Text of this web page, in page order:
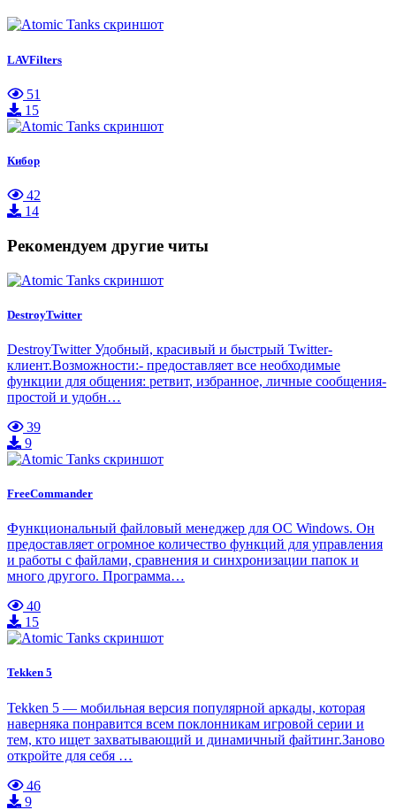
LAVFilters
51
15
Кибор
42
14
Рекомендуем другие читы
DestroyTwitter
DestroyTwitter Удобный, красивый и быстрый Twitter-
клиент.Возможности:- предоставляет все необходимые
функции для общения: ретвит, избранное, личные сообщения-
простой и удобн…
39
9
FreeCommander
Функциональный файловый менеджер для ОС Windows. Он
предоставляет огромное количество функций для управления
и работы с файлами, сравнения и синхронизации папок и
много другого. Программа…
40
15
Tekken 5
Tekken 5 — мобильная версия популярной аркады, которая
наверняка понравится всем поклонникам игровой серии и
тем, кто ищет захватывающий и динамичный файтинг.Заново
откройте для себя …
46
9